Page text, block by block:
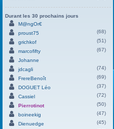
Durant les 30 prochains jours
M@ngOr€
proust75
(68)
grichkof
(51)
marcofifty
(67)
Johanne
jdcagli
(74)
FrereBenoît
(69)
DOGUET Léo
(37)
Cassiel
(72)
Pierrotinot
(50)
boineekig
(47)
Dienuedge
(45)